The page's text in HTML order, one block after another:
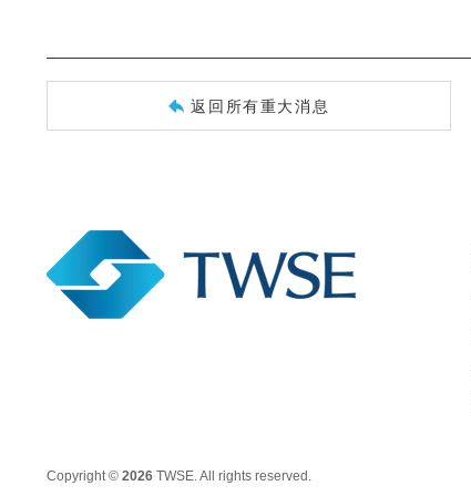
返回所有重大消息
Copyright © 2026 TWSE. All rights reserved.